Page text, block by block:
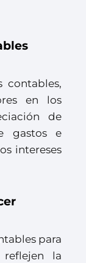
contables,
en los
de
gastos e
intereses
para
la